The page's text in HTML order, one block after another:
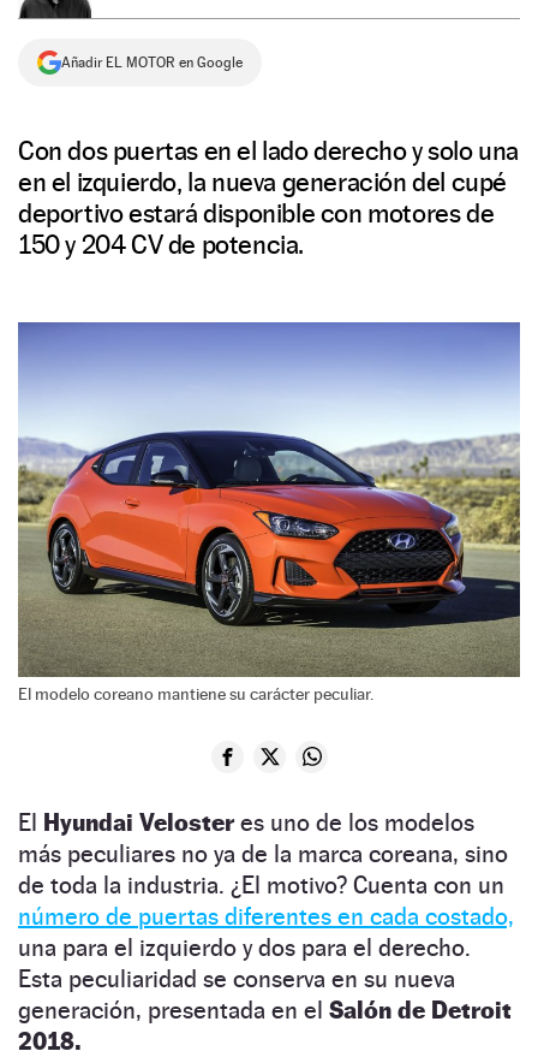
Añadir EL MOTOR en Google
Con dos puertas en el lado derecho y solo una
en el izquierdo, la nueva generación del cupé
deportivo estará disponible con motores de
150 y 204 CV de potencia.
El modelo coreano mantiene su carácter peculiar.
El Hyundai Velosteres uno de los modelos
más peculiares no ya de la marca coreana, sino
de toda la industria. ¿El motivo? Cuenta con un
número de puertas diferentes en cada costado,
una para el izquierdo y dos para el derecho.
Esta peculiaridad se conserva en su nueva
generación, presentada en el Salón de Detroit
2018.